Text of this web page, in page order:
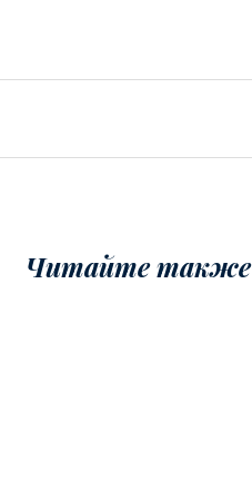
Читайте также